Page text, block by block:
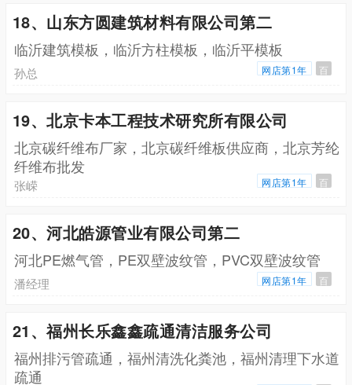
18、山东方圆建筑材料有限公司第二
临沂建筑模板，临沂方柱模板，临沂平模板
孙总 网店第1年 百
19、北京卡本工程技术研究所有限公司
北京碳纤维布厂家，北京碳纤维板供应商，北京芳纶
纤维布批发
张嵘 网店第1年 百
20、河北皓源管业有限公司第二
河北PE燃气管，PE双壁波纹管，PVC双壁波纹管
潘经理 网店第1年 百
21、福州长乐鑫鑫疏通清洁服务公司
福州排污管疏通，福州清洗化粪池，福州清理下水道
疏通